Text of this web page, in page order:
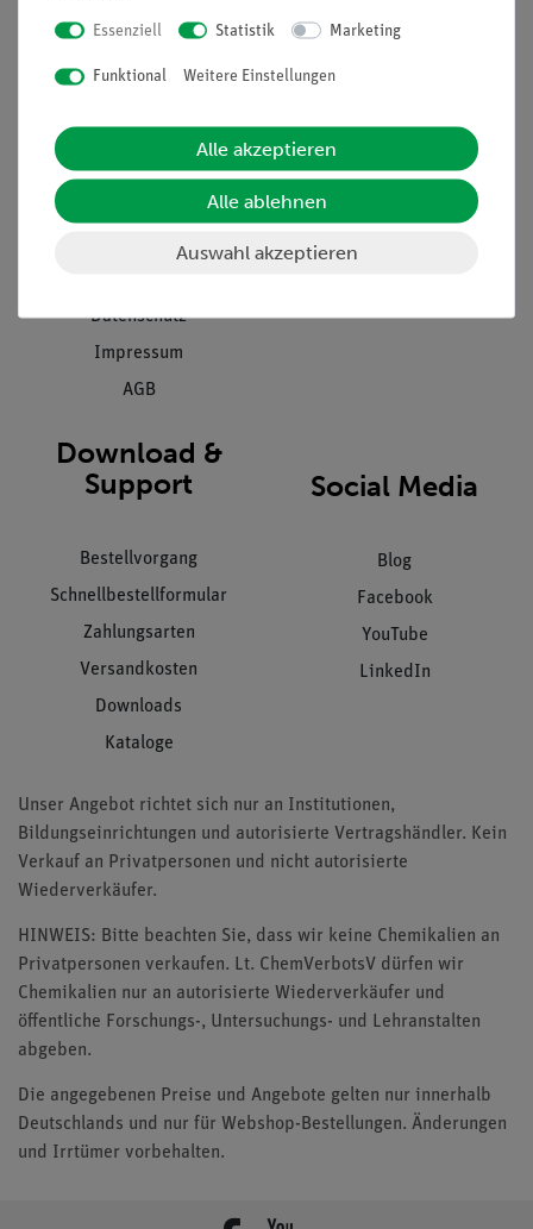
Informationen
Projekte und Lösungen
Presse
Datenschutz
Impressum
AGB
Service
Beratung & Showroom
Inventarisierungs- &
Download &
Support
Bestellvorgang
Schnellbestellformular
Zahlungsarten
Versandkosten
Downloads
Kataloge
Social Media
Blog
Facebook
YouTube
LinkedIn
Unser Angebot richtet sich nur an Institutionen,
Bildungseinrichtungen und autorisierte Vertragshändler. Kein
Verkauf an Privatpersonen und nicht autorisierte
Wiederverkäufer.
HINWEIS: Bitte beachten Sie, dass wir keine Chemikalien an
Privatpersonen verkaufen. Lt. ChemVerbotsV dürfen wir
Chemikalien nur an autorisierte Wiederverkäufer und
öffentliche Forschungs-, Untersuchungs- und Lehranstalten
abgeben.
Die angegebenen Preise und Angebote gelten nur innerhalb
Deutschlands und nur für Webshop-Bestellungen. Änderungen
und Irrtümer vorbehalten.
Essenziell Statistik Marketing
Funktional Weitere Einstellungen
Alle akzeptieren
Alle ablehnen
Auswahl akzeptieren